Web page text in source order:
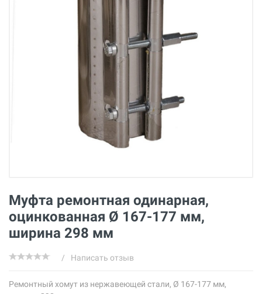
Муфта ремонтная одинарная,
оцинкованная Ø 167-177 мм,
ширина 298 мм
/ Написать отзыв
Ремонтный хомут из нержавеющей стали, Ø 167-177 мм,